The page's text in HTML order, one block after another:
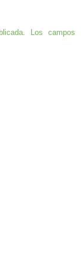
Los campos